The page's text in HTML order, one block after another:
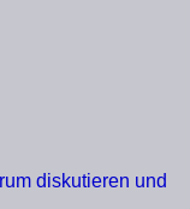
diskutieren und